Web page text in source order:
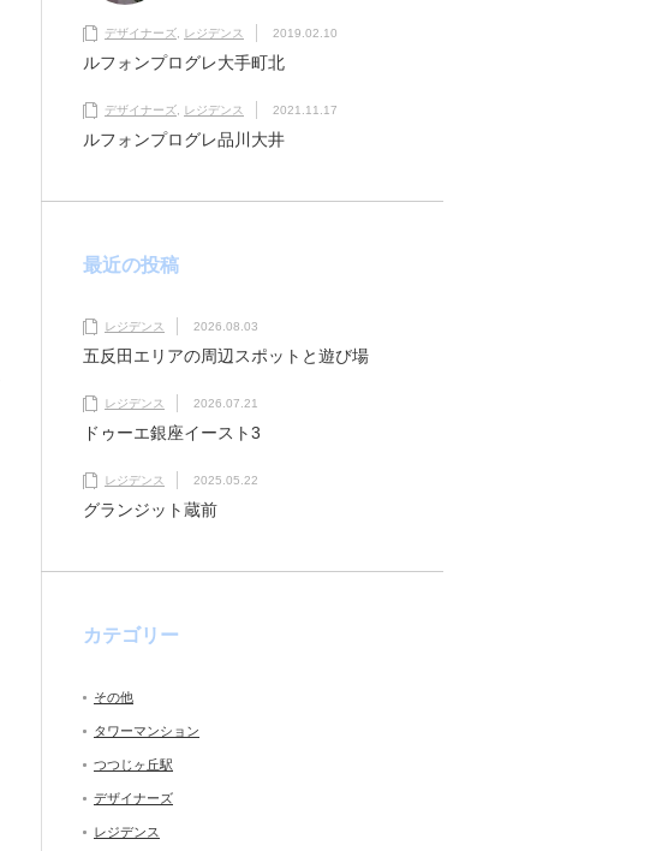
デザイナーズ レジデンス 2019.02.10
ルフォンプログレ大手町北
デザイナーズ レジデンス 2021.11.17
ルフォンプログレ品川大井
最近の投稿
レジデンス 2026.08.03
五反田エリアの周辺スポットと遊び場
レジデンス 2026.07.21
ドゥーエ銀座イースト3
レジデンス 2025.05.22
グランジット蔵前
カテゴリー
その他
タワーマンション
つつじヶ丘駅
デザイナーズ
レジデンス